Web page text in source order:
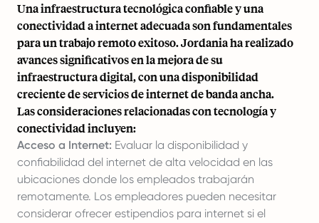
Una infraestructura tecnológica confiable y una
conectividad a internet adecuada son fundamentales
para un trabajo remoto exitoso. Jordania ha realizado
avances significativos en la mejora de su
infraestructura digital, con una disponibilidad
creciente de servicios de internet de banda ancha.
Las consideraciones relacionadas con tecnología y
conectividad incluyen:
Acceso a Internet: Evaluar la disponibilidad y
confiabilidad del internet de alta velocidad en las
ubicaciones donde los empleados trabajarán
remotamente. Los empleadores pueden necesitar
considerar ofrecer estipendios para internet si el